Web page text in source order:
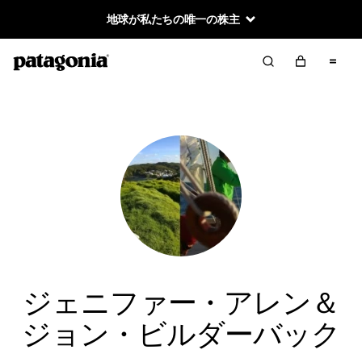
地球が私たちの唯一の株主
ジェニファー・アレン＆
ジョン・ビルダーバック